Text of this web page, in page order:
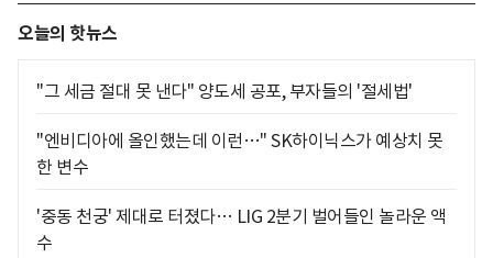
오늘의 핫뉴스
"그 세금 절대 못 낸다" 양도세 공포, 부자들의 '절세법'
"엔비디아에 올인했는데 이런…" SK하이닉스가 예상치 못
한 변수
'중동 천궁' 제대로 터졌다… LIG 2분기 벌어들인 놀라운 액
수